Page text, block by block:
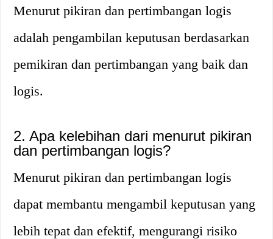
Menurut pikiran dan pertimbangan logis
adalah pengambilan keputusan berdasarkan
pemikiran dan pertimbangan yang baik dan
logis.
2. Apa kelebihan dari menurut pikiran
dan pertimbangan logis?
Menurut pikiran dan pertimbangan logis
dapat membantu mengambil keputusan yang
lebih tepat dan efektif, mengurangi risiko